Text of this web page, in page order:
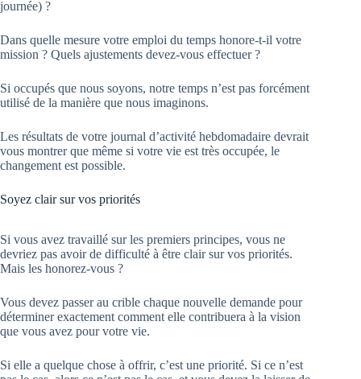
journée) ?
Dans quelle mesure votre emploi du temps honore-t-il votre
mission ? Quels ajustements devez-vous effectuer ?
Si occupés que nous soyons, notre temps n’est pas forcément
utilisé de la manière que nous imaginons.
Les résultats de votre journal d’activité hebdomadaire devrait
vous montrer que même si votre vie est très occupée, le
changement est possible.
Soyez clair sur vos priorités
Si vous avez travaillé sur les premiers principes, vous ne
devriez pas avoir de difficulté à être clair sur vos priorités.
Mais les honorez-vous ?
Vous devez passer au crible chaque nouvelle demande pour
déterminer exactement comment elle contribuera à la vision
que vous avez pour votre vie.
Si elle a quelque chose à offrir, c’est une priorité. Si ce n’est